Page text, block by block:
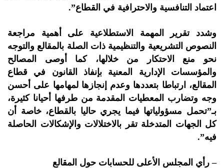
اعتماد التنافسية والاحترافية في القطاع”.
وشدد تقرير المهمة الاستطلاعية على أهمية مراجعة
النصوص التشريعية والتنظيمية ذات الصلة بالمقالع والتوجه
نحو منع الاحتكار من خلالها، كما أوصى المصالح
والمؤسسات الإدارية المعنية بإنفاذ القانون في قطاع
المقالع، ارتباطا بتعددها وعدم إنجازها لمهامها على أحسن
وجه وتضارب المعطيات المقدمة من طرفها أحيانا كثيرة،
بـ”تحمل مسؤولياتها فيما يجري حاليا بالقطاع، خاصة أن
كل الجهات المتدخلة تقر بالاختلالات والإشكالات الحاصلة
فيه”.
– رأي المجلس الأعلى للحسابات حول المقالع